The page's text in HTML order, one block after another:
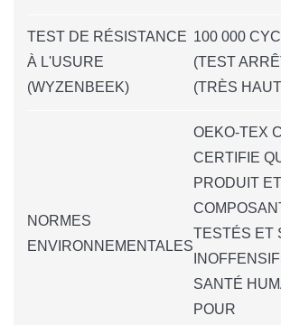
TEST DE RÉSISTANCE
À L'USURE
(WYZENBEEK)
100 000
(TEST
(TRÈS
NORMES
ENVIRONNEMENTALES
OEKO-TEX
CERTIFIE
PRODUIT
TESTÉS ET
SANTÉ
POUR